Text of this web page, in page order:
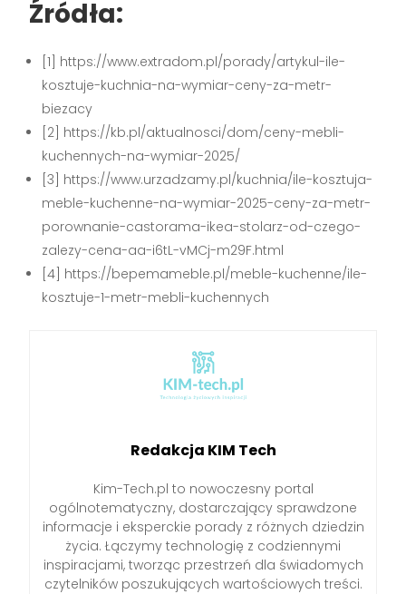
Źródła:
[1] https://www.extradom.pl/porady/artykul-ile-
kosztuje-kuchnia-na-wymiar-ceny-za-metr-
biezacy
[2] https://kb.pl/aktualnosci/dom/ceny-mebli-
kuchennych-na-wymiar-2025/
[3] https://www.urzadzamy.pl/kuchnia/ile-kosztuja-
meble-kuchenne-na-wymiar-2025-ceny-za-metr-
porownanie-castorama-ikea-stolarz-od-czego-
zalezy-cena-aa-i6tL-vMCj-m29F.html
[4] https://bepemameble.pl/meble-kuchenne/ile-
kosztuje-1-metr-mebli-kuchennych
Redakcja KIM Tech
Kim-Tech.pl to nowoczesny portal
ogólnotematyczny, dostarczający sprawdzone
informacje i eksperckie porady z różnych dziedzin
życia. Łączymy technologię z codziennymi
inspiracjami, tworząc przestrzeń dla świadomych
czytelników poszukujących wartościowych treści.